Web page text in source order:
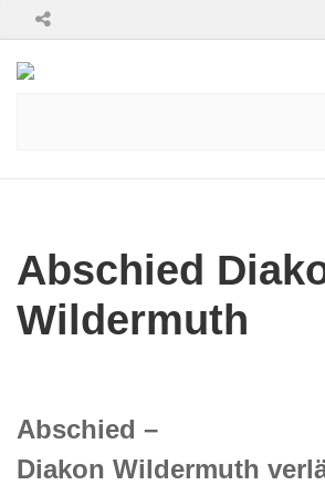
Abschied
Wildermuth
Abschied –
Diakon Wildermuth